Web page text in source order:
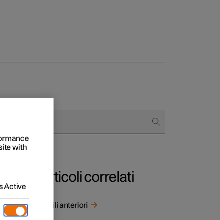
Articoli correlati
Sedili anteriori
with
Active